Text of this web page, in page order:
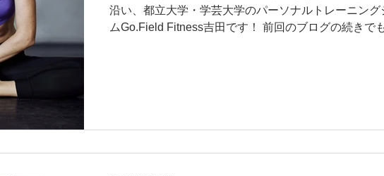
ング（training） 健康（wellness） スポーツ（sports）
沿い、都立大学・学芸大学のパーソナルトレーニング
ムGo.Field Fitness吉田です！ 前回のブログの続きで